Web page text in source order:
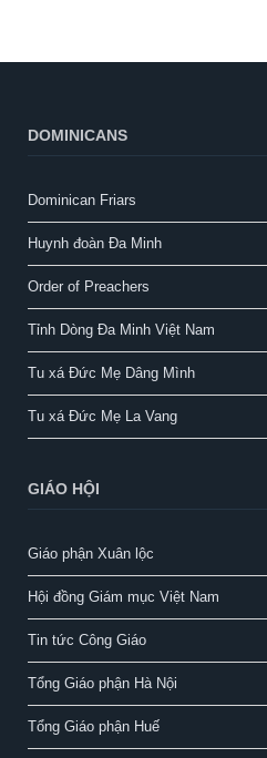
DOMINICANS
Dominican Friars
Huynh đoàn Đa Minh
Order of Preachers
Tỉnh Dòng Đa Minh Việt Nam
Tu xá Đức Mẹ Dâng Mình
Tu xá Đức Mẹ La Vang
GIÁO HỘI
Giáo phận Xuân lộc
Hội đồng Giám mục Việt Nam
Tin tức Công Giáo
Tổng Giáo phận Hà Nội
Tổng Giáo phận Huế